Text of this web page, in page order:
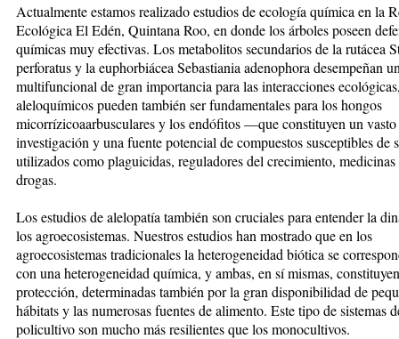
Actualmente estamos realizado estudios de ecología química en la
Ecológica El Edén, Quintana Roo, en donde los árboles poseen
químicas muy efectivas. Los metabolitos secundarios de la rutácea
perforatus y la euphorbiácea Sebastiania adenophora desempeñan
multifuncional de gran importancia para las interacciones
aleloquímicos pueden también ser fundamentales para los hongos
micorrízicoaarbusculares y los endófitos —que constituyen un
investigación y una fuente potencial de compuestos susceptibles de
utilizados como plaguicidas, reguladores del crecimiento, medicinas
drogas.
Los estudios de alelopatía también son cruciales para entender la
los agroecosistemas. Nuestros estudios han mostrado que en los
agroecosistemas tradicionales la heterogeneidad biótica se
con una heterogeneidad química, y ambas, en sí mismas,
protección, determinadas también por la gran disponibilidad de
hábitats y las numerosas fuentes de alimento. Este tipo de sistemas
policultivo son mucho más resilientes que los monocultivos.